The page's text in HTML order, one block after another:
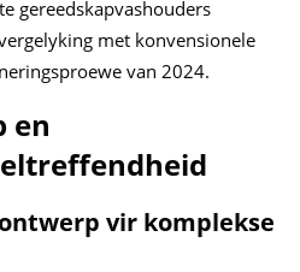
gereedskapvashouders
met konvensionele
van 2024.
en
vir komplekse